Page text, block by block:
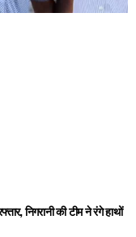
निगरानी की टीम ने रंगे हाथों